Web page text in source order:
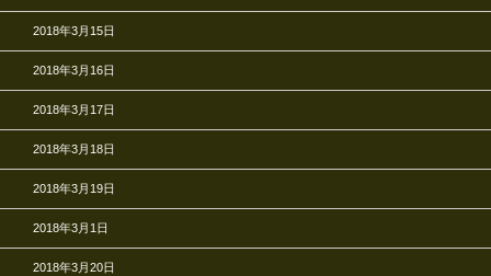
2018年3月15日
2018年3月16日
2018年3月17日
2018年3月18日
2018年3月19日
2018年3月1日
2018年3月20日